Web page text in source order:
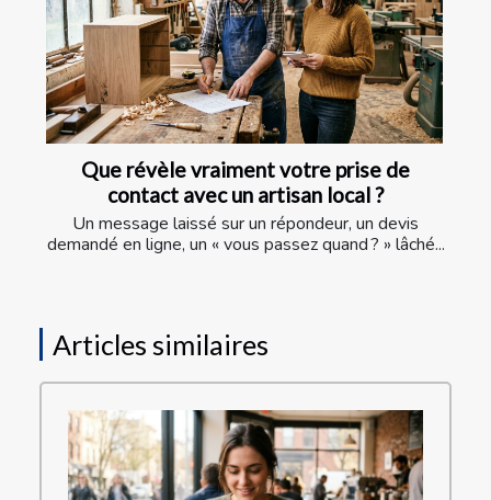
Que révèle vraiment votre prise de
contact avec un artisan local ?
Un message laissé sur un répondeur, un devis
demandé en ligne, un « vous passez quand ? » lâché...
Articles similaires